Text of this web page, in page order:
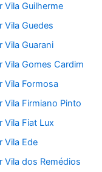
Guilherme
Guedes
Guarani
Gomes Cardim
Vila Formosa
Firmiano Pinto
Fiat Lux
Vila Ede
dos Remédios